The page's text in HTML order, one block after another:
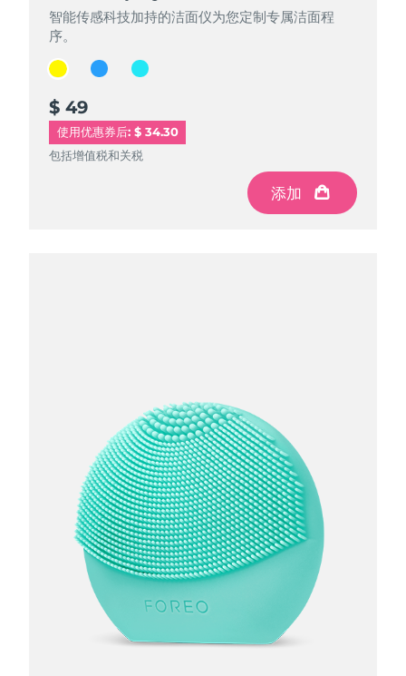
智能传感科技加持的洁面仪为您定制专属洁面程
序。
$ 49
使用优惠券后: $ 34.30
包括增值税和关税
添加
智能传感科技加持的洁面仪为您定制专属洁面程
序。
$ 49
包括增值税和关税
添加
智能传感科技加持的洁面仪为您定制专属洁面程
序。
$ 49
包括增值税和关税
添加